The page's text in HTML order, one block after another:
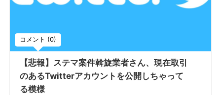
コメント (0)
【悲報】ステマ案件斡旋業者さん、現在取引
のあるTwitterアカウントを公開しちゃって
る模様